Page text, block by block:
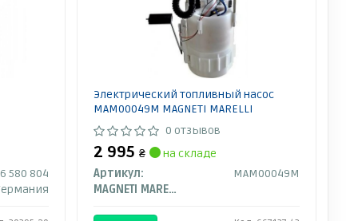
580 804
Электрический топливный насос
MAM00049M MAGNETI MARELLI
0 отзывов
2 995₴
на складе
Артикул:
MAM00049M
MAGNETI MARELLI